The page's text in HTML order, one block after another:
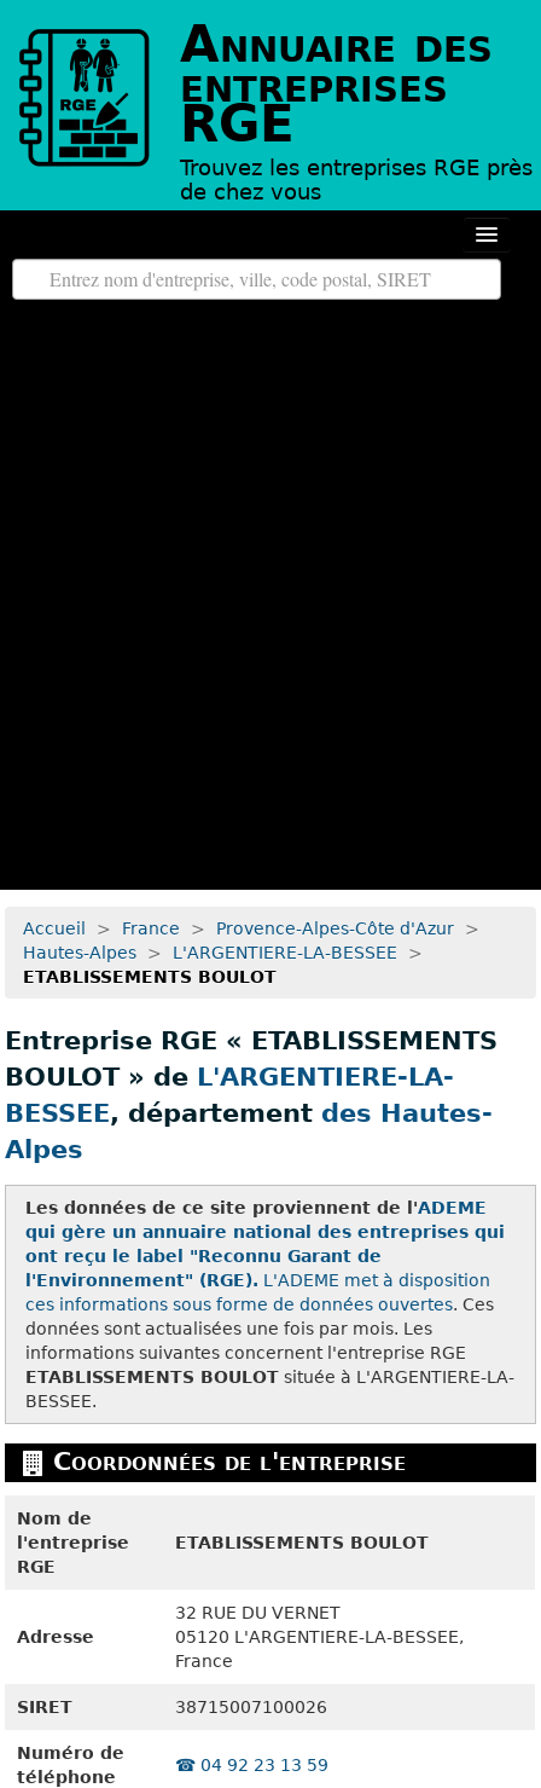
Annuaire des
entreprises
RGE
Trouvez les entreprises RGE près
de chez vous
Accueil > France > Provence-Alpes-Côte d'Azur
>
Hautes-Alpes
> L'ARGENTIERE-LA-BESSEE
>
ETABLISSEMENTS BOULOT
Entreprise RGE « ETABLISSEMENTS
BOULOT » de L'ARGENTIERE-LA-
BESSEE, département des Hautes-
Alpes
Les données de ce site proviennent de l'ADEME
qui gère un annuaire national des entreprises qui
ont reçu le label "Reconnu Garant de
l'Environnement" (RGE). L'ADEME met à disposition
ces informations sous forme de données ouvertes. Ces
données sont actualisées une fois par mois. Les
informations suivantes concernent l'entreprise RGE
ETABLISSEMENTS BOULOT située à L'ARGENTIERE-LA-
BESSEE.
Coordonnées de l'entreprise
Nom de
l'entreprise
RGE
ETABLISSEMENTS BOULOT
Adresse
32 RUE DU VERNET
05120 L'ARGENTIERE-LA-BESSEE,
France
SIRET 38715007100026
Numéro de
téléphone
☎️ 04 92 23 13 59